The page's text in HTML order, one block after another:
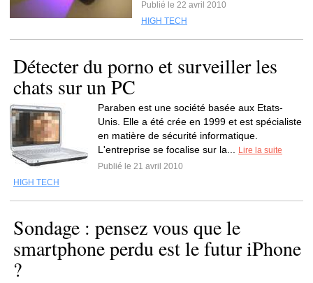
Publié le 22 avril 2010
HIGH TECH
Détecter du porno et surveiller les
chats sur un PC
Paraben est une société basée aux Etats-
Unis. Elle a été crée en 1999 et est spécialiste
en matière de sécurité informatique.
L'entreprise se focalise sur la...
Lire la suite
Publié le 21 avril 2010
HIGH TECH
Sondage : pensez vous que le
smartphone perdu est le futur iPhone
?